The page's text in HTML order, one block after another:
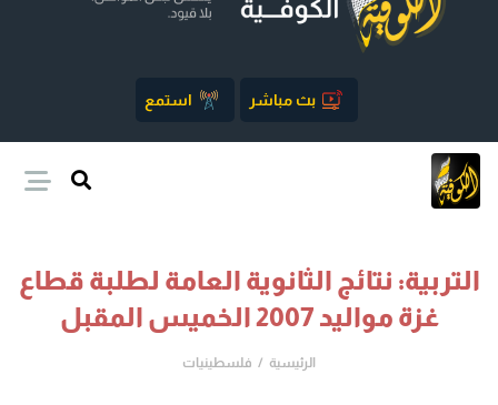
بث مباشر استمع
التربية: نتائج الثانوية العامة لطلبة قطاع
غزة مواليد 2007 الخميس المقبل
الرئيسية فلسطينيات